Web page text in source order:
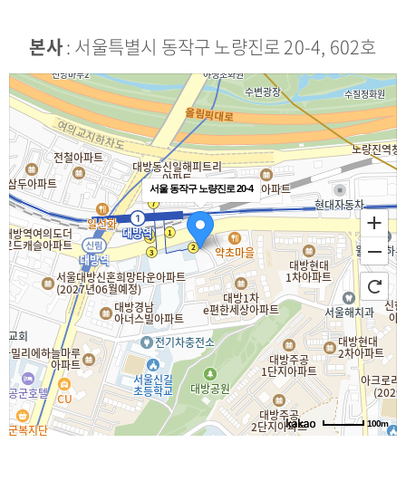
본사: 서울특별시 동작구 노량진로 20-4, 602호
서울 동작구 노량진로 20-4
100m